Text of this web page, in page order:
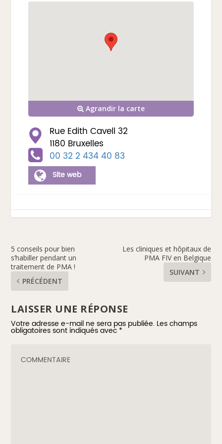
Agrandir la carte
Rue Edith Cavell 32
1180 Bruxelles
00 32 2 434 40 83
Site web
5 conseils pour bien
s’habiller pendant un
traitement de PMA !
PRÉCÉDENT
Les cliniques et hôpitaux de
PMA FIV en Belgique
SUIVANT
LAISSER UNE RÉPONSE
Votre adresse e-mail ne sera pas publiée. Les champs
obligatoires sont indiqués avec *